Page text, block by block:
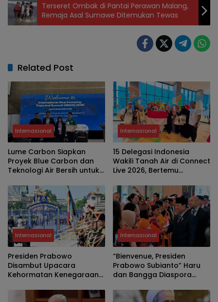
Terseret Ombak di Pantai Perawan Malang,
Remaja Asal Sumawe Ditemukan Tewas
Related Post
Internasional
Lume Carbon Siapkan
Proyek Blue Carbon dan
Teknologi Air Bersih untuk
Internasional
15 Delegasi Indonesia
Wakili Tanah Air di Connect
Live 2026, Bertemu
Singapura
Internasional
Presiden Prabowo
Disambut Upacara
Kehormatan Kenegaraan
Internasional
“Bienvenue, Presiden
Prabowo Subianto” Haru
dan Bangga Diaspora
Paris